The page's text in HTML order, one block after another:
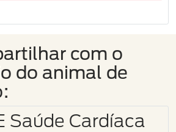
com o
do animal de
Saúde Cardíaca